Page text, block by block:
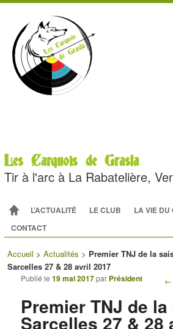
Les Carquois de Grasla
Tir à l'arc à La Rabatelière,
Menu principal
ALLER AU CONTENU PRINCIPAL
ALLER AU CONTENU SECONDAIRE
L’ACTUALITÉ LE CLUB
LA VIE DU
CONTACT
Accueil > Actualités > Premier TNJ de la
Sarcelles 27 & 28 avril 2017
←
Premier TNJ de
Sarcelles 27 & 28
Publié le19 mai 2017par Président